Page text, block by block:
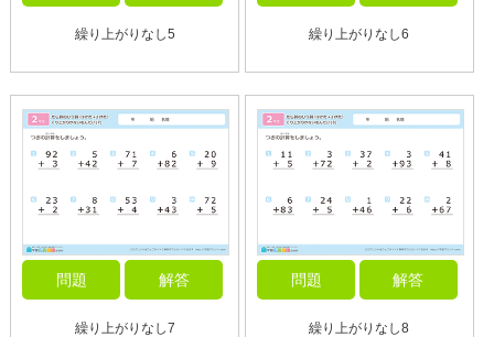
繰り上がりなし5 繰り上がりなし6
問題 解答
繰り上がりなし7
問題 解答
繰り上がりなし8